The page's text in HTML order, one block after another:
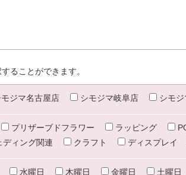
ることができます。
モジマ名古屋店 シモジマ岐阜店 シモジ
プリザーブドフラワー ラッピング
ディング関連 クラフト ディスプレイ
水曜日 木曜日 金曜日 土曜日